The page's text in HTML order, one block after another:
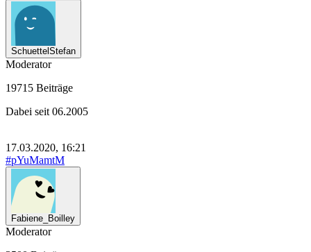
SchuettelStefan
Moderator
19715 Beiträge
Dabei seit 06.2005
17.03.2020, 16:21
#pYuMamtM
Fabiene_Boilley
Moderator